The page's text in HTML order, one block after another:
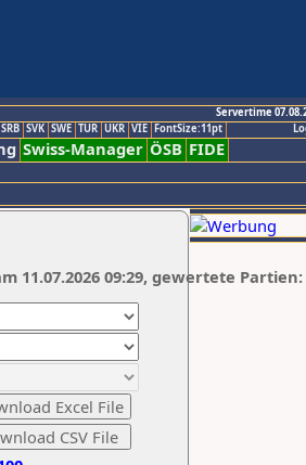
Servertime
SRB SVK SWE TUR UKR VIE FontSize:11pt
Swiss-Manager ÖSB FIDE
11.07.2026 09:29, gewertete Partien: